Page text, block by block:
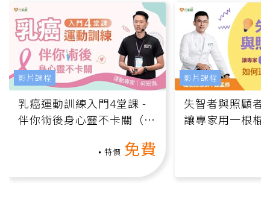
乳癌運動訓練入門4堂課 -
伴你術後身心靈不卡關（線
特價 免費
影片課程
失智者與照顧者
讓專家用一根棍
影片課程